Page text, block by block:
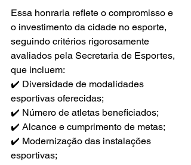
Essa honraria reflete o compromisso e
o investimento da cidade no esporte,
seguindo critérios rigorosamente
avaliados pela Secretaria de Esportes,
que incluem:
✔️ Diversidade de modalidades
esportivas oferecidas;
✔️ Número de atletas beneficiados;
✔️ Alcance e cumprimento de metas;
✔️ Modernização das instalações
esportivas;